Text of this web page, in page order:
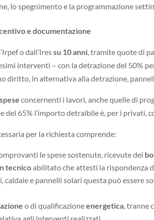
lo spegnimento e la programmazione
e documentazione
o dall’Iressu 10 anni , tramite quote di
interventi – con la detrazione del 50%
diritto, in alternativa alla detrazione,
concernenti i lavori, anche quelle di
del 65% l’importo detraibile è, per i privati,
per la richiesta comprende:
le spese sostenute, ricevute dei
tecnicoabilitato che attesti la rispondenza
caldaie e pannelli solari questa può essere
o di qualificazioneenergetica , tranne